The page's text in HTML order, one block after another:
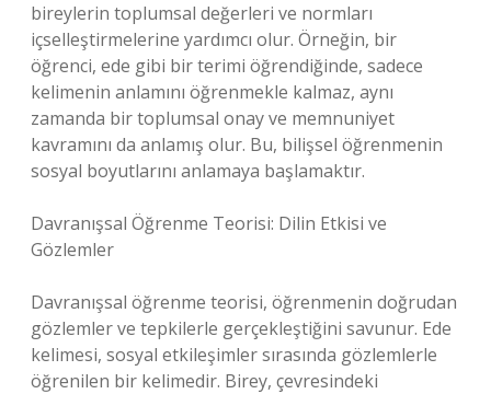
bireylerin toplumsal değerleri ve normları
içselleştirmelerine yardımcı olur. Örneğin, bir
öğrenci, ede gibi bir terimi öğrendiğinde, sadece
kelimenin anlamını öğrenmekle kalmaz, aynı
zamanda bir toplumsal onay ve memnuniyet
kavramını da anlamış olur. Bu, bilişsel öğrenmenin
sosyal boyutlarını anlamaya başlamaktır.
Davranışsal Öğrenme Teorisi: Dilin Etkisi ve
Gözlemler
Davranışsal öğrenme teorisi, öğrenmenin doğrudan
gözlemler ve tepkilerle gerçekleştiğini savunur. Ede
kelimesi, sosyal etkileşimler sırasında gözlemlerle
öğrenilen bir kelimedir. Birey, çevresindeki